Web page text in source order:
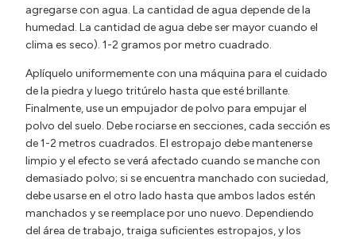
agregarse con agua. La cantidad de agua depende de la
humedad. La cantidad de agua debe ser mayor cuando el
clima es seco). 1-2 gramos por metro cuadrado.
Aplíquelo uniformemente con una máquina para el cuidado
de la piedra y luego tritúrelo hasta que esté brillante.
Finalmente, use un empujador de polvo para empujar el
polvo del suelo. Debe rociarse en secciones, cada sección es
de 1-2 metros cuadrados. El estropajo debe mantenerse
limpio y el efecto se verá afectado cuando se manche con
demasiado polvo; si se encuentra manchado con suciedad,
debe usarse en el otro lado hasta que ambos lados estén
manchados y se reemplace por uno nuevo. Dependiendo
del área de trabajo, traiga suficientes estropajos, y los